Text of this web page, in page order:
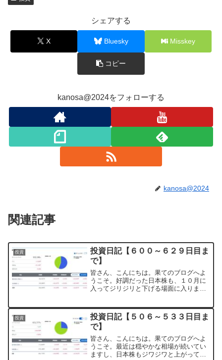
シェアする
X Bluesky Misskey
コピー
kanosa@2024をフォローする
kanosa@2024
関連記事
投資
投資日記【６００～６２９日目ま
で】
皆さん、こんにちは。果てのブログへよ
うこそ。好調だった日本株も、１０月に
入ってジリジリと下げる場面に入りまし
場が起こってバクアゲ状態に！？これ
は、遂に日本の春が来たか！？...
投資
投資日記【５０６～５３３日目ま
で】
皆さん、こんにちは。果てのブログへよ
うこそ。最近は穏やかな相場が続いてい
ますし、日本株もジワジワと上がってい